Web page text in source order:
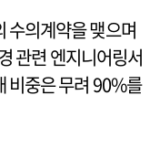
수의계약을 맺으며
관련 엔지니어링서
비중은 무려 90%를